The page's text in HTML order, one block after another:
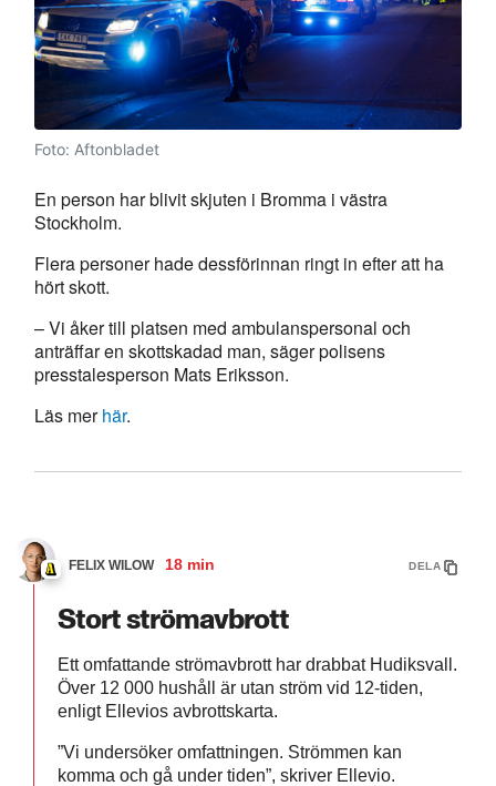
Foto: Aftonbladet
En person har blivit skjuten i Bromma i västra
Stockholm.
Flera personer hade dessförinnan ringt in efter att ha
hört skott.
– Vi åker till platsen med ambulanspersonal och
anträffar en skottskadad man, säger polisens
presstalesperson Mats Eriksson.
Läs merhär.
FELIX WILOW 18 min DELA
Stort strömavbrott
Ett omfattande strömavbrott har drabbat Hudiksvall.
Över 12 000 hushåll är utan ström vid 12-tiden,
enligt Ellevios avbrottskarta.
”Vi undersöker omfattningen. Strömmen kan
komma och gå under tiden”, skriver Ellevio.